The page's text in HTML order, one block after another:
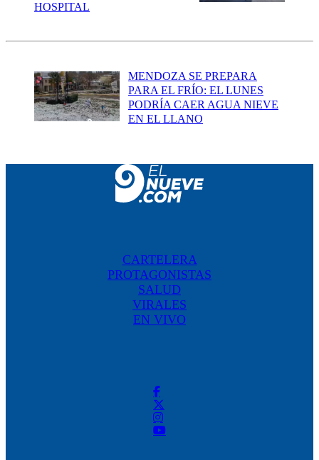
HOSPITAL
MENDOZA SE PREPARA
PARA EL FRÍO: EL LUNES
PODRÍA CAER AGUA NIEVE
EN EL LLANO
CARTELERA
PROTAGONISTAS
SALUD
VIRALES
EN VIVO